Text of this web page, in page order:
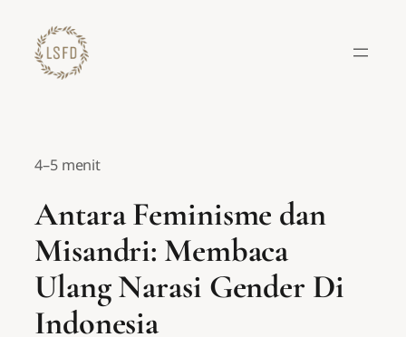
konten
4–5 menit
Antara Feminisme dan
Misandri: Membaca
Ulang Narasi Gender Di
Indonesia